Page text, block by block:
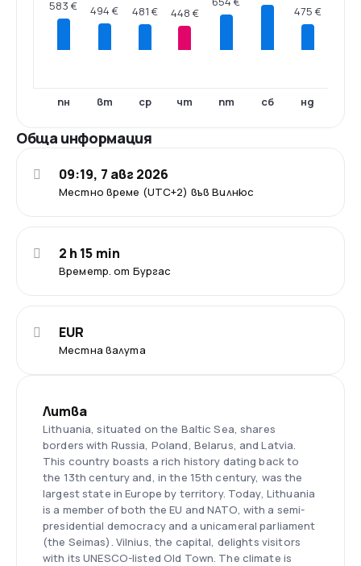
583 €
пн
494 €
вт
481 €
ср
448 €
чт пт сб
475 €
нд
Обща информация
Местно време (UTC+2) във Вилнюс
09:19, 7 авг 2026
Времетр. от Бургас
2 h 15 min
Местна валута
EUR
Литва
Lithuania, situated on the Baltic Sea, shares
borders with Russia, Poland, Belarus, and Latvia.
This country boasts a rich history dating back to
the 13th century and, in the 15th century, was the
largest state in Europe by territory. Today, Lithuania
is a member of both the EU and NATO, with a semi-
presidential democracy and a unicameral parliament
(the Seimas). Vilnius, the capital, delights visitors
with its UNESCO-listed Old Town. The climate is